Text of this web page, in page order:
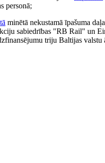
personā;
minētā nekustamā īpašuma
sabiedrības "RB Rail" un
triju Baltijas